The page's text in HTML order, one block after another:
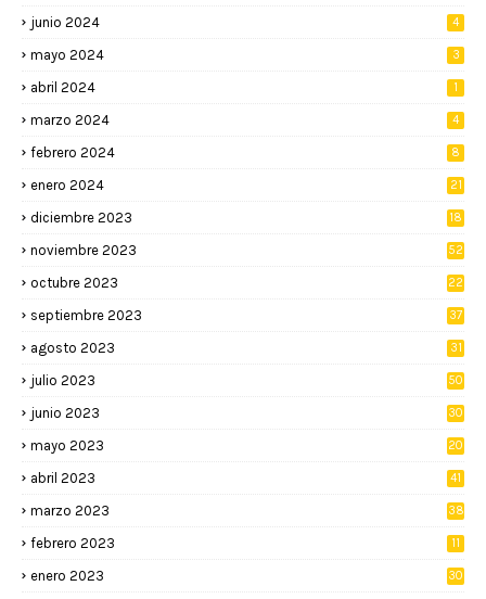
junio 2024 4
mayo 2024 3
abril 2024 1
marzo 2024 4
febrero 2024 8
enero 2024 21
diciembre 2023 18
noviembre 2023 52
octubre 2023 22
septiembre 2023 37
agosto 2023 31
julio 2023 50
junio 2023 30
mayo 2023 20
abril 2023 41
marzo 2023 38
febrero 2023 11
enero 2023 30